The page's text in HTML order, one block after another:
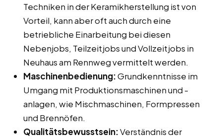
Techniken in der Keramikherstellung ist von
Vorteil, kann aber oft auch durch eine
betriebliche Einarbeitung bei diesen
Nebenjobs, Teilzeitjobs und Vollzeitjobs in
Neuhaus am Rennweg vermittelt werden.
Maschinenbedienung:Grundkenntnisse im
Umgang mit Produktionsmaschinen und -
anlagen, wie Mischmaschinen, Formpressen
und Brennöfen.
Qualitätsbewusstsein:Verständnis der